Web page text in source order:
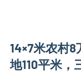
式
别
别
墅
设
14×7米农村
地110平米，